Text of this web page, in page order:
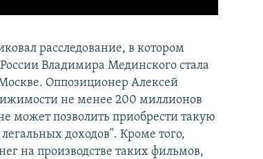
расследование, в котором
Владимира Мединского стала
Оппозиционер Алексей
не менее 200 миллионов
может позволить приобрести такую
доходов". Кроме того,
на производстве таких фильмов,